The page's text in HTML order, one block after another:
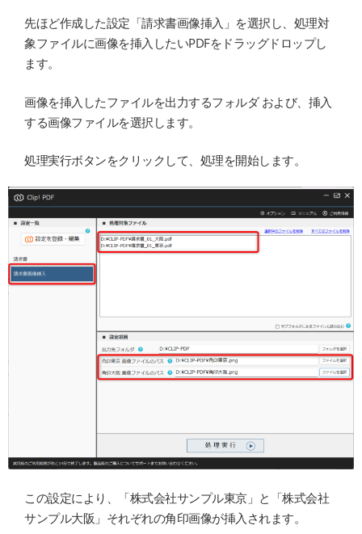
先ほど作成した設定「請求書画像挿入」を選択し、処理対
象ファイルに画像を挿入したいPDFをドラッグドロップし
ます。
画像を挿入したファイルを出力するフォルダ および、挿入
する画像ファイルを選択します。
処理実行ボタンをクリックして、処理を開始します。
この設定により、「株式会社サンプル東京」と「株式会社
サンプル大阪」それぞれの角印画像が挿入されます。